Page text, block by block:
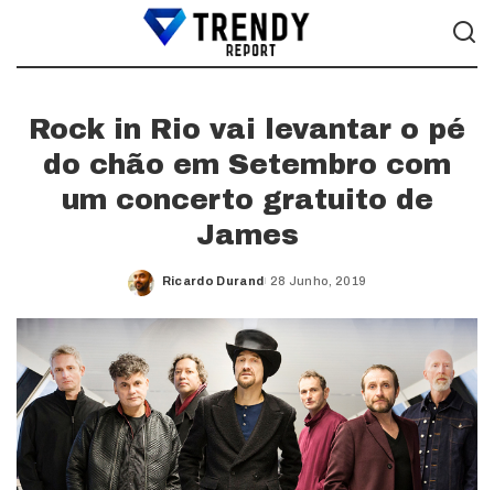
Rock in Rio vai levantar o pé
do chão em Setembro com
um concerto gratuito de
James
Posted
Ricardo Durand 28 Junho, 2019